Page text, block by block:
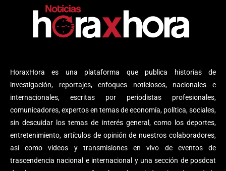
HoraxHora es una plataforma que publica historias de
investigación, reportajes, enfoques noticiosos, nacionales e
internacionales, escritas por periodistas profesionales,
comunicadores, expertos en temas de economía, política, sociales,
sin descuidar los temas de interés general, como los deportes,
entretenimiento, artículos de opinión de nuestros colaboradores,
así como videos y transmisiones en vivo de eventos de
trascendencia nacional e internacional y una sección de posdcat